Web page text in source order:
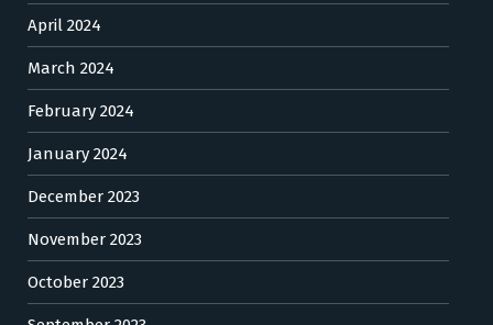
April 2024
March 2024
February 2024
January 2024
December 2023
November 2023
October 2023